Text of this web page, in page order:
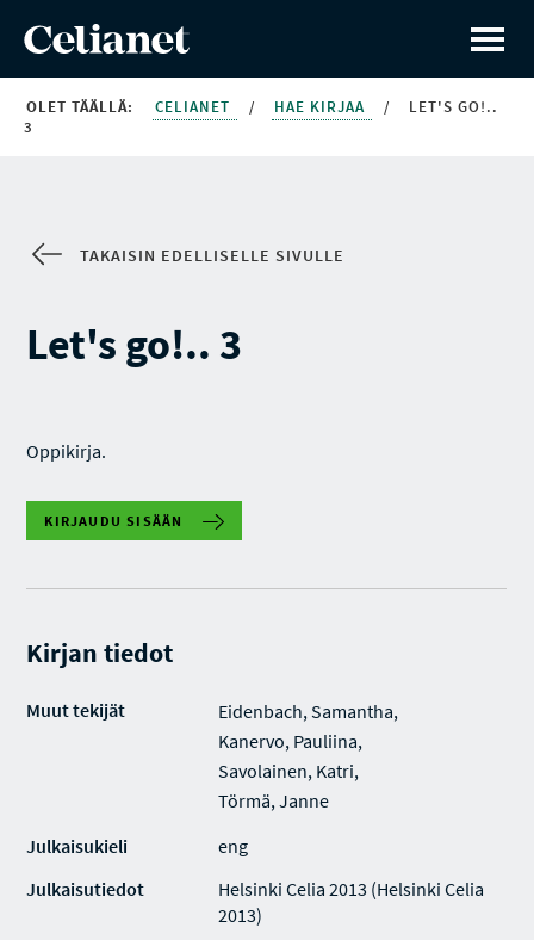
OLET TÄÄLLÄ: CELIANET / HAE KIRJAA /
LET'S GO!..
3
TAKAISIN EDELLISELLE SIVULLE
Let's go!.. 3
Oppikirja.
KIRJAUDU SISÄÄN
Kirjan tiedot
Muut tekijät
Eidenbach, Samantha,
Kanervo, Pauliina,
Savolainen, Katri,
Törmä, Janne
Julkaisukieli
eng
Julkaisutiedot
Helsinki Celia 2013 (Helsinki Celia
2013)